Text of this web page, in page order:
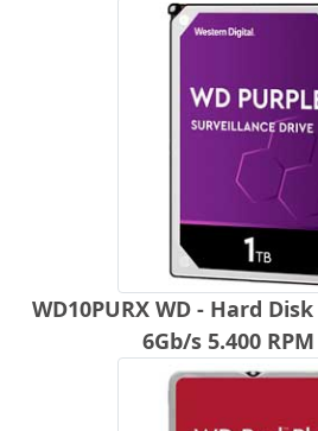
WD10PURX WD - Hard
6Gb/s 5.400